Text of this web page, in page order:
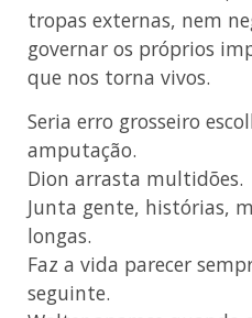
tropas externas, nem
governar os próprios
que nos torna vivos.
Seria erro grosseiro
amputação.
Dion arrasta multidões.
Junta gente, histórias,
longas.
Faz a vida parecer
seguinte.